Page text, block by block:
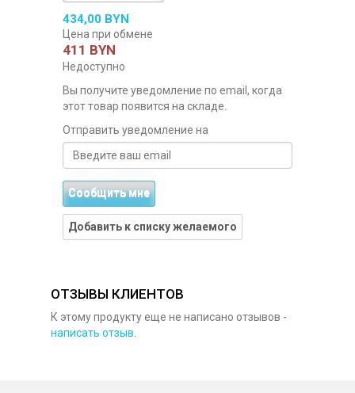
434,00 BYN
Цена при обмене
411 BYN
Недоступно
Вы получите уведомление по email, когда
этот товар появится на складе.
Отправить уведомление на
Сообщить мне
Добавить к списку желаемого
ОТЗЫВЫ КЛИЕНТОВ
К этому продукту еще не написано отзывов -
написать отзыв.